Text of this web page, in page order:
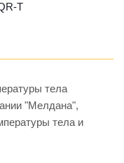
T
тела
"Мелдана",
тела и